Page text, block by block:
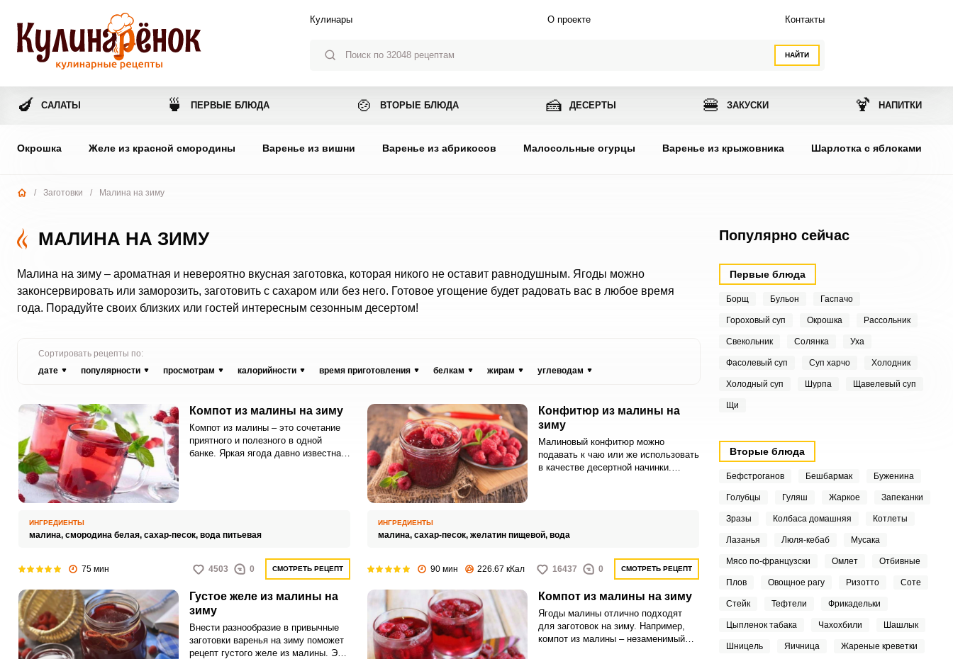
НАЙТИ
Кулинары О проекте Контакты
🍆 САЛАТЫ 🍵 ПЕРВЫЕ БЛЮДА 🍲 ВТОРЫЕ БЛЮДА 🍰 ДЕСЕРТЫ 🍔 ЗАКУСКИ 🍹 НАПИТКИ
Окрошка Желе из красной смородины Варенье из вишни Варенье из абрикосов Малосольные огурцы Варенье из крыжовника Шарлотка с яблоками
/ Заготовки / Малина на зиму
МАЛИНА НА ЗИМУ
Малина на зиму – ароматная и невероятно вкусная заготовка, которая никого не оставит равнодушным. Ягоды можно
законсервировать или заморозить, заготовить с сахаром или без него. Готовое угощение будет радовать вас в любое время
года. Порадуйте своих близких или гостей интересным сезонным десертом!
Сортировать рецепты по:
дате
популярности просмотрам калорийности время приготовления белкам жирам углеводам
Компот из малины на зиму
Компот из малины – это сочетание
приятного и полезного в одной
банке. Яркая ягода давно известна
ИНГРЕДИЕНТЫ
малина, смородина белая, сахар-песок, вода питьевая
75 мин 4503 0 СМОТРЕТЬ РЕЦЕПТ
Конфитюр из малины на
зиму
Малиновый конфитюр можно
подавать к чаю или же использовать
в качестве десертной начинки.
ИНГРЕДИЕНТЫ
малина, сахар-песок, желатин пищевой, вода
90 мин 226.67 кКал 16437 0 СМОТРЕТЬ РЕЦЕПТ
Густое желе из малины на
зиму
Внести разнообразие в привычные
заготовки варенья на зиму поможет
рецепт густого желе из малины. Это
Компот из малины на зиму
Ягоды малины отлично подходят
для заготовок на зиму. Например,
компот из малины – незаменимый
Популярно сейчас
Первые блюда
Борщ Бульон Гаспачо
Гороховый суп Окрошка Рассольник
Свекольник Солянка Уха
Фасолевый суп Суп харчо Холодник
Холодный суп Шурпа Щавелевый суп
Щи
Вторые блюда
Бефстроганов Бешбармак Буженина
Голубцы Гуляш Жаркое Запеканки
Зразы Колбаса домашняя Котлеты
Лазанья Люля-кебаб Мусака
Мясо по-французски Омлет Отбивные
Плов Овощное рагу Ризотто Соте
Стейк Тефтели Фрикадельки
Цыпленок табака Чахохбили Шашлык
Шницель Яичница Жареные креветки